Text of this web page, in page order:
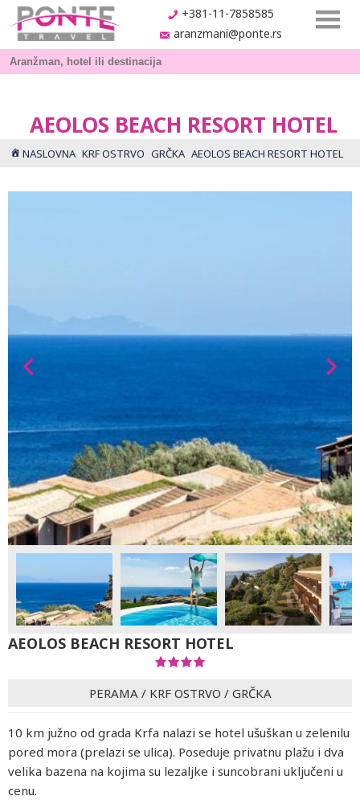
+381-11-7858585
aranzmani@ponte.rs
AEOLOS BEACH RESORT HOTEL
NASLOVNA KRF OSTRVO GRČKA AEOLOS BEACH RESORT HOTEL
AEOLOS BEACH RESORT HOTEL
PERAMA / KRF OSTRVO / GRČKA
10 km južno od grada Krfa nalazi se hotel ušuškan u zelenilu
pored mora (prelazi se ulica). Poseduje privatnu plažu i dva
velika bazena na kojima su lezaljke i suncobrani uključeni u
cenu.